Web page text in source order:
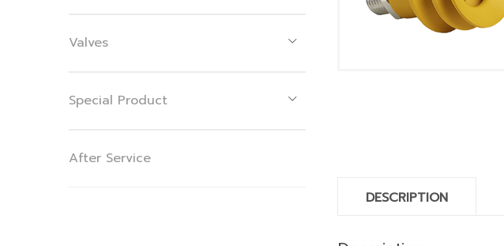
DESCRIPTION
Valves
Special Product
After Service